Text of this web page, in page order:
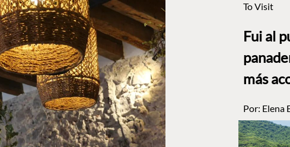
To Visit
Fui al
más
Por: Elena